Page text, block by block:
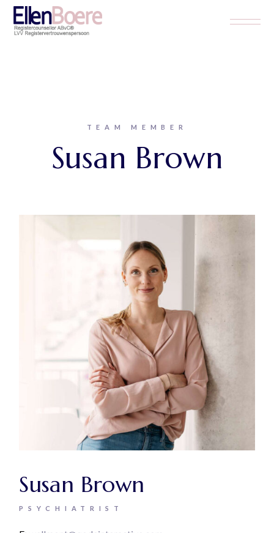
Skip
content
TEAM MEMBER
Susan Brown
Susan Brown
PSYCHIATRIST